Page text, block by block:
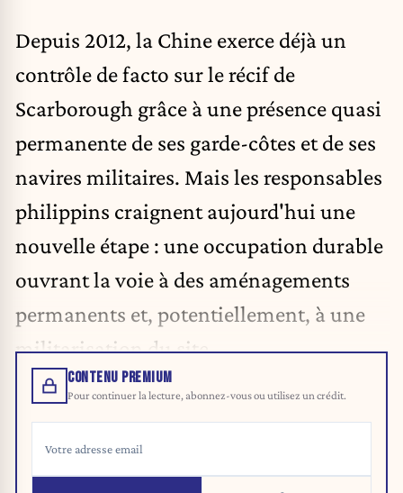
Depuis 2012, la Chine exerce déjà un
contrôle de facto sur le récif de
Scarborough grâce à une présence quasi
permanente de ses garde-côtes et de ses
navires militaires. Mais les responsables
philippins craignent aujourd'hui une
nouvelle étape : une occupation durable
ouvrant la voie à des aménagements
permanents et, potentiellement, à une
militarisation du site.
CONTENU PREMIUM
Pour continuer la lecture, abonnez-vous ou utilisez un crédit.